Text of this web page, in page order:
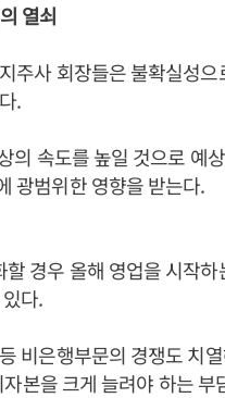
열쇠
주사 회장들은 불확실성
.
의 속도를 높일 것으로 예
광범위한 영향을 받는다.
경우 올해 영업을 시작
다.
비은행부문의 경쟁도 치
본을 크게 늘려야 하는 부